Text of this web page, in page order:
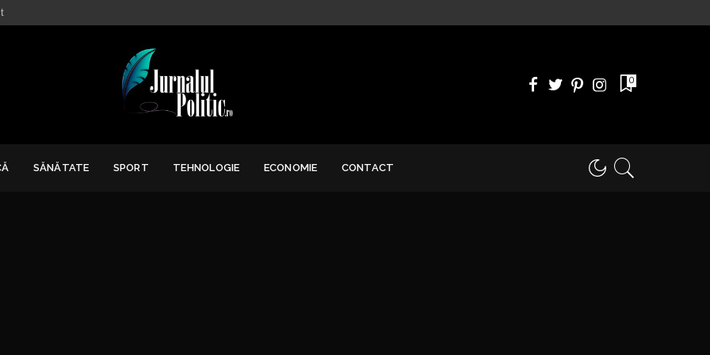
0
SĂNĂTATE SPORT TEHNOLOGIE ECONOMIE CONTACT